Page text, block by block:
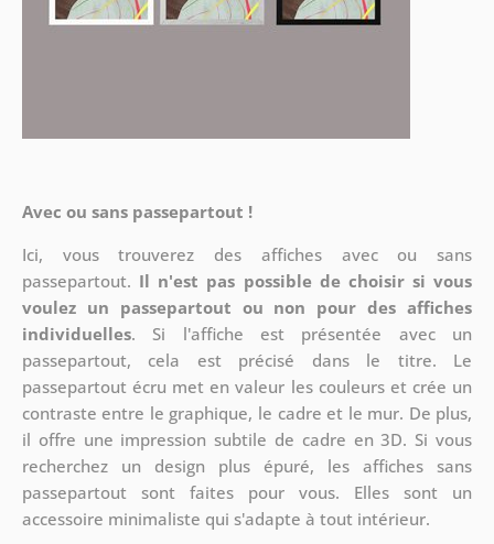
Avec ou sans passepartout !
Ici, vous trouverez des affiches avec ou sans
passepartout. Il n'est pas possible de choisir si vous
voulez un passepartout ou non pour des affiches
individuelles. Si l'affiche est présentée avec un
passepartout, cela est précisé dans le titre. Le
passepartout écru met en valeur les couleurs et crée un
contraste entre le graphique, le cadre et le mur. De plus,
il offre une impression subtile de cadre en 3D. Si vous
recherchez un design plus épuré, les affiches sans
passepartout sont faites pour vous. Elles sont un
accessoire minimaliste qui s'adapte à tout intérieur.